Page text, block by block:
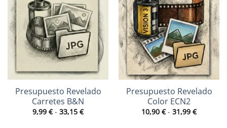
Presupuesto Revelado
Carretes B&N
9,99 € - 33,15 €Rango
de
Presupuesto Revelado
Color ECN2
10,90 € - 31,99 €Rango
de